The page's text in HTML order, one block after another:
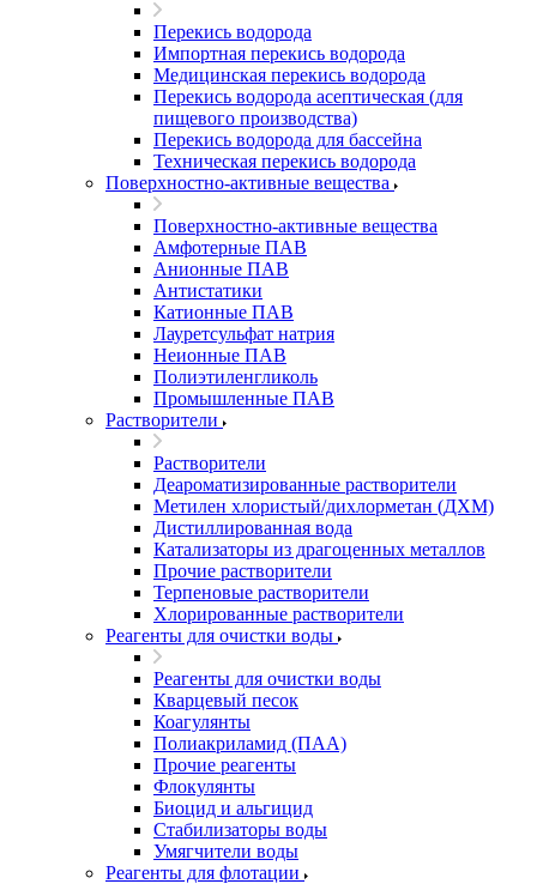
Перекись водорода
Импортная перекись водорода
Медицинская перекись водорода
Перекись водорода асептическая (для
пищевого производства)
Перекись водорода для бассейна
Техническая перекись водорода
Поверхностно-активные вещества
Поверхностно-активные вещества
Амфотерные ПАВ
Анионные ПАВ
Антистатики
Катионные ПАВ
Лауретсульфат натрия
Неионные ПАВ
Полиэтиленгликоль
Промышленные ПАВ
Растворители
Растворители
Деароматизированные растворители
Метилен хлористый/дихлорметан (ДХМ)
Дистиллированная вода
Катализаторы из драгоценных металлов
Прочие растворители
Терпеновые растворители
Хлорированные растворители
Реагенты для очистки воды
Реагенты для очистки воды
Кварцевый песок
Коагулянты
Полиакриламид (ПАА)
Прочие реагенты
Флокулянты
Биоцид и альгицид
Стабилизаторы воды
Умягчители воды
Реагенты для флотации